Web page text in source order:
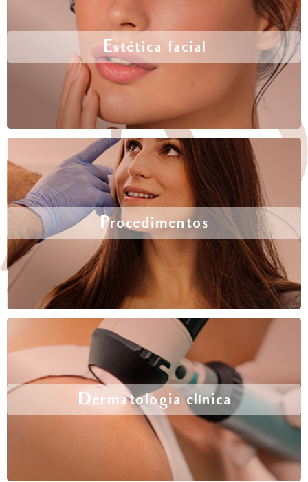
Estética facial
Procedimentos
Dermatologia clínica